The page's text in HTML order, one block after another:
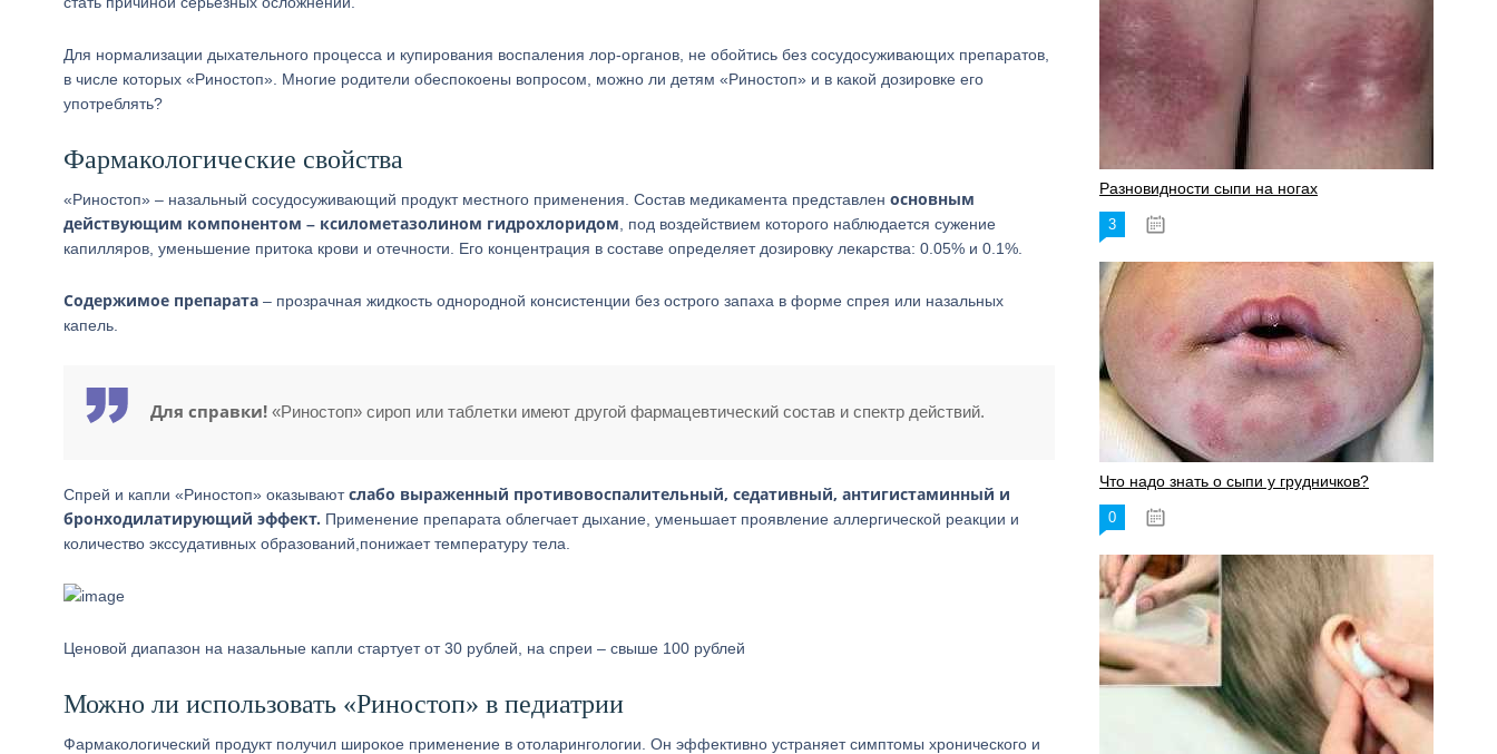
Для нормализации дыхательного процесса и купирования воспаления лор-органов, не обойтись без сосудосуживающих препаратов,
в числе которых «Риностоп». Многие родители обеспокоены вопросом, можно ли детям «Риностоп» и в какой дозировке его
употреблять?
Фармакологические свойства
«Риностоп» – назальный сосудосуживающий продукт местного применения. Состав медикамента представлен основным
действующим компонентом – ксилометазолином гидрохлоридом , под воздействием которого наблюдается сужение
капилляров, уменьшение притока крови и отечности. Его концентрация в составе определяет дозировку лекарства: 0.05% и 0.1%.
Содержимое препарата – прозрачная жидкость однородной консистенции без острого запаха в форме спрея или назальных
капель.
Для справки! «Риностоп» сироп или таблетки имеют другой фармацевтический состав и спектр действий.
Спрей и капли «Риностоп» оказываютслабо выраженный противовоспалительный, седативный, антигистаминный и
бронходилатирующий эффект. Применение препарата облегчает дыхание, уменьшает проявление аллергической реакции и
количество экссудативных образований,понижает температуру тела.
Ценовой диапазон на назальные капли стартует от 30 рублей, на спреи – свыше 100 рублей
Можно ли использовать «Риностоп» в педиатрии
Фармакологический продукт получил широкое применение в отоларингологии. Он эффективно устраняет симптомы хронического и
Разновидности сыпи на ногах
3
Что надо знать о сыпи у грудничков?
0